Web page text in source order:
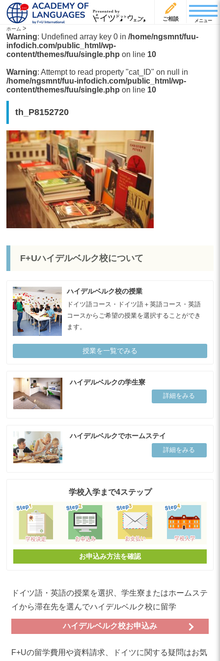
ご相談 メニュー
ホーム >
Warning: Undefined array key 0 in/home/ngsmnt/fuu-
infodich.com/public_html/wp-
content/themes/fuu/single.php on line 10
Warning: Attempt to read property "cat_ID" on null in
/home/ngsmnt/fuu-infodich.com/public_html/wp-
content/themes/fuu/single.php on line 10
th_P8152720
F+Uハイデルベルク校について
ハイデルベルク校の授業
ドイツ語コース・ドイツ語＋英語コース・英語
コースからご希望の授業を選択することができ
ます。
授業を一覧でみる
ハイデルベルクの学生寮
詳細をみる
ハイデルベルクでホームステイ
詳細をみる
学校入学まで4ステップ
お申込み方法を確認
ドイツ語・英語の授業を選択、学生寮またはホームステ
イから滞在先を選んでハイデルベルク校に留学
ハイデルベルク校お申込み
F+Uの留学費用や資料請求、ドイツに関する疑問はお気